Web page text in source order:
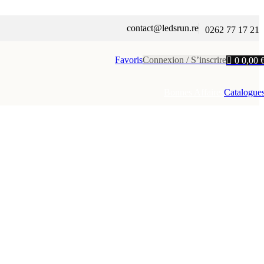
contact@ledsrun.re 0262 77 17 21
FavorisConnexion / S’inscrire 0 0,00